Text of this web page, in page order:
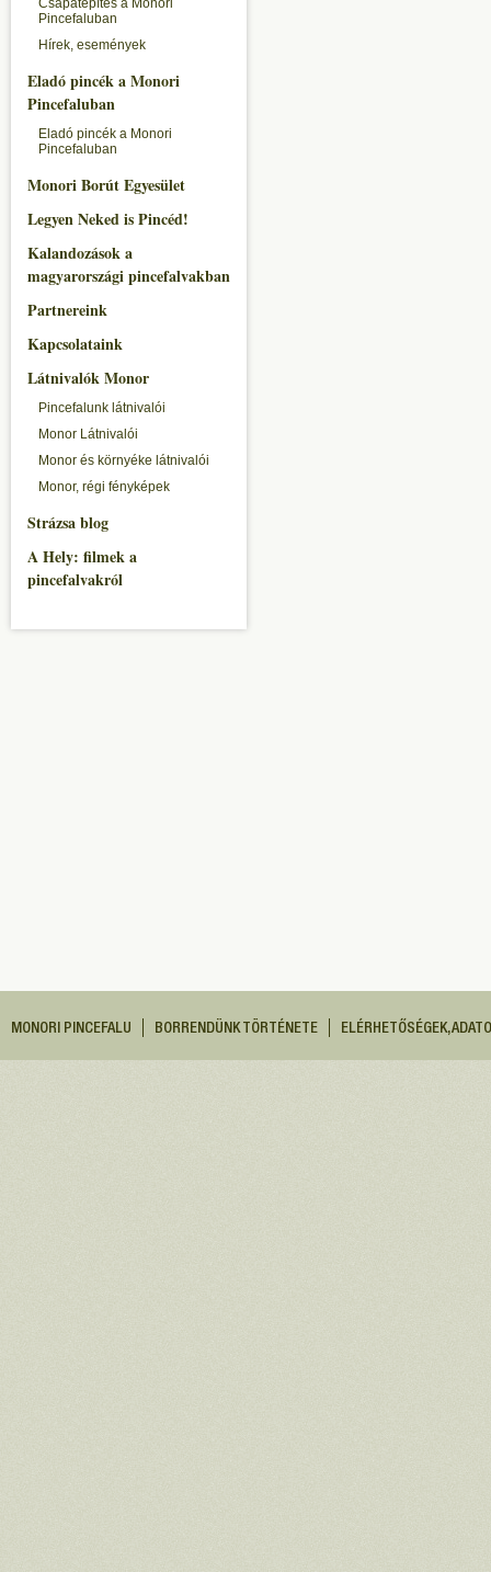
Csapatépítés a Monori
Pincefaluban
Hírek, események
Eladó pincék a Monori
Pincefaluban
Eladó pincék a Monori
Pincefaluban
Monori Borút Egyesület
Legyen Neked is Pincéd!
Kalandozások a
magyarországi pincefalvakban
Partnereink
Kapcsolataink
Látnivalók Monor
Pincefalunk látnivalói
Monor Látnivalói
Monor és környéke látnivalói
Monor, régi fényképek
Strázsa blog
A Hely: filmek a
pincefalvakról
MONORI PINCEFALU BORRENDÜNK TÖRTÉNETE ELÉRHETŐSÉGEK,